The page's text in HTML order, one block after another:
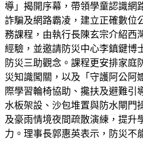
導」揭開序幕，帶領學童認識網
詐騙及網路霸凌，建立正確數位
務課程，由執行長陳玄宗介紹西
經驗，並邀請防災中心李鎮鍵博
防災三助觀念。課程更安排家庭
災知識闖關，以及「守護阿公阿
際學習輪椅協助、攙扶及避難引
水板架設、沙包堆置與防水閘門
及豪雨情境夜間疏散演練，提升
力。理事長郭惠英表示，防災不